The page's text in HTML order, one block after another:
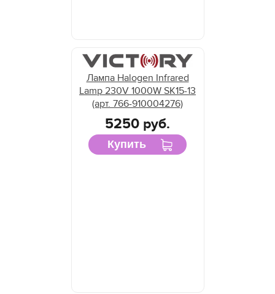
Лампа Halogen Infrared
Lamp 230V 1000W SK15-13
(арт. 766-910004276)
5250 руб.
Купить